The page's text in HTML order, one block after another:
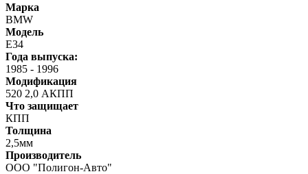
Марка
BMW
Модель
Е34
Года выпуска:
1985 - 1996
Модификация
520 2,0 АКПП
Что защищает
КПП
Толщина
2,5мм
Производитель
ООО "Полигон-Авто"